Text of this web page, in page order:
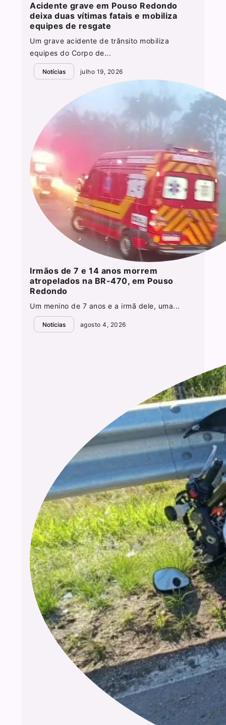
Acidente grave em Pouso Redondo
deixa duas vítimas fatais e mobiliza
equipes de resgate
Um grave acidente de trânsito mobiliza
equipes do Corpo de...
Notícias julho 19, 2026
Irmãos de 7 e 14 anos morrem
atropelados na BR-470, em Pouso
Redondo
Um menino de 7 anos e a irmã dele, uma...
Notícias agosto 4, 2026